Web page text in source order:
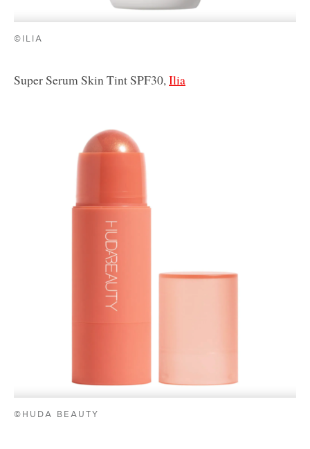
©ILIA
Super Serum Skin Tint SPF30,Ilia
©HUDA BEAUTY